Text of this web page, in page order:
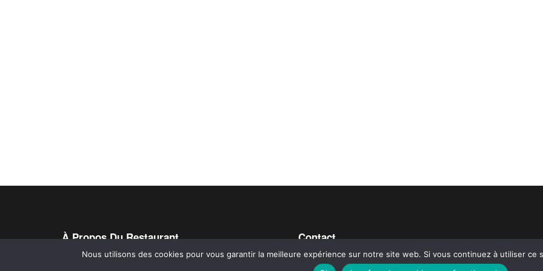
À Propos Du Restaurant Contact
Nous utilisons des cookies pour vous garantir la meilleure expérience sur notre site web. Si vous continuez à utiliser